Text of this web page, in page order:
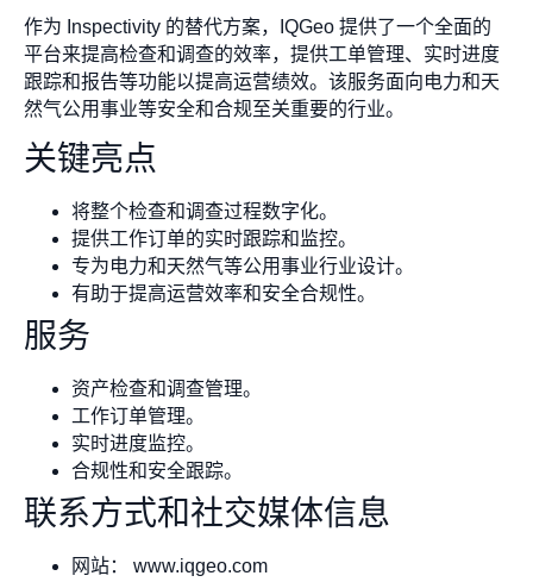
作为 Inspectivity 的替代方案，IQGeo 提供了一个全面的
平台来提高检查和调查的效率，提供工单管理、实时进度
跟踪和报告等功能以提高运营绩效。该服务面向电力和天
然气公用事业等安全和合规至关重要的行业。
关键亮点
将整个检查和调查过程数字化。
提供工作订单的实时跟踪和监控。
专为电力和天然气等公用事业行业设计。
有助于提高运营效率和安全合规性。
服务
资产检查和调查管理。
工作订单管理。
实时进度监控。
合规性和安全跟踪。
联系方式和社交媒体信息
网站： www.iqgeo.com